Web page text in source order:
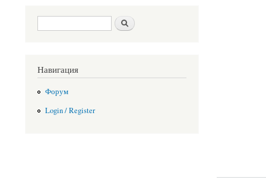
Search form
Навигация
Форум
Login / Register